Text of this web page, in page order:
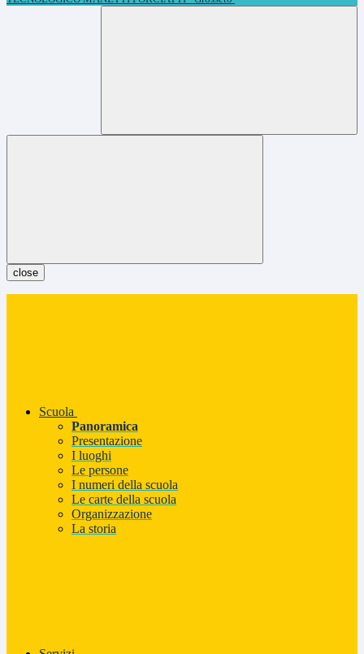
close
Scuola
Panoramica
Presentazione
I luoghi
Le persone
I numeri della scuola
Le carte della scuola
Organizzazione
La storia